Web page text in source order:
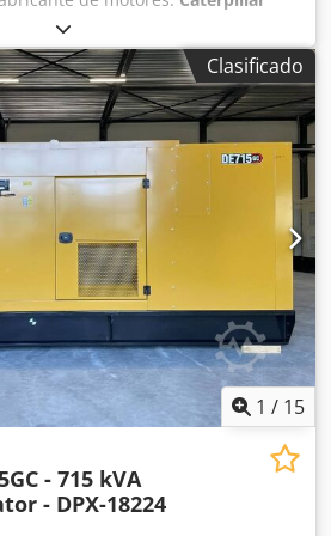
inspección TÜV, sin nueva
inspección técnica de seguridad
más camiones en nuestro
los siguientes idiomas: alemán,
Ofrecemos y recomendamos
e inspección del producto
sobre su estado y idoneidad
La inspección y pruebas son
cualquier momento previo
son sin garantía. No nos
errores o información incorrecta en
está obligado a comprobar por sí
de la máquina/vehículo.
a cambios, venta previa y
Peso en vacío: 889 kg
Potencia del generador: 50 kVA
de carga: 230 x 96 x 140
Capacidad del depósito de agua:
de DPX para más información.
= - Batería - Cuadro de control
Clasificado
1 / 15
- 715 kVA
- DPX-18224